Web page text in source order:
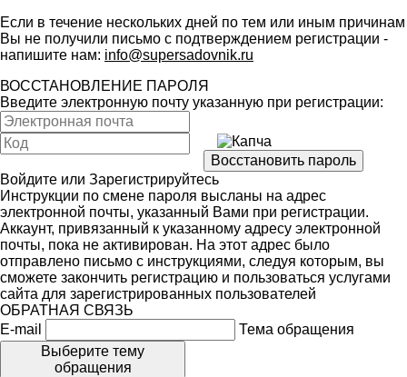
Если в течение нескольких дней по тем или иным причинам
Вы не получили письмо с подтверждением регистрации -
напишите нам: info@supersadovnik.ru
ВОССТАНОВЛЕНИЕ ПАРОЛЯ
Введите электронную почту указанную при регистрации:
Войдите или Зарегистрируйтесь
Инструкции по смене пароля высланы на адрес
электронной почты, указанный Вами при регистрации.
Аккаунт, привязанный к указанному адресу электронной
почты, пока не активирован. На этот адрес было
отправлено письмо с инструкциями, следуя которым, вы
сможете закончить регистрацию и пользоваться услугами
сайта для зарегистрированных пользователей
ОБРАТНАЯ СВЯЗЬ
E-mail
Тема обращения
Выберите тему
обращения